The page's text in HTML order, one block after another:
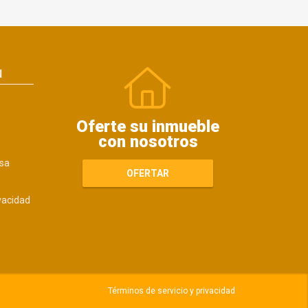
Oferte su inmueble
con nosotros
OFERTAR
Términos de servicio y privacidad